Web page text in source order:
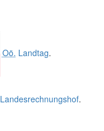
Oö. Landtag.
Landesrechnungshof.